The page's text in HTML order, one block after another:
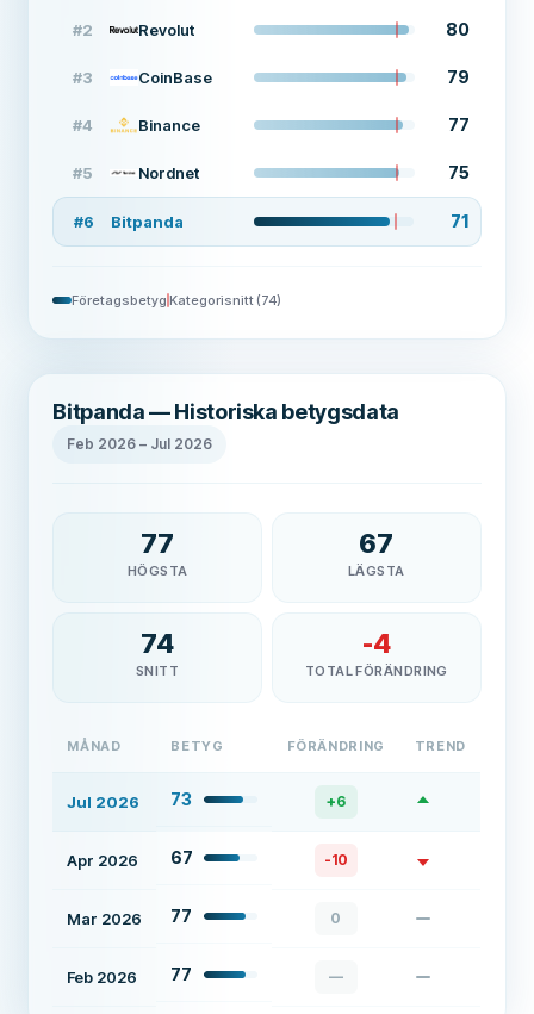
#2 Revolut 80
#3 CoinBase 79
#4 Binance 77
#5 Nordnet 75
#6 Bitpanda 71
Företagsbetyg Kategorisnitt(74)
Bitpanda — Historiska betygsdata
Feb 2026 – Jul 2026
77
HÖGSTA
67
LÄGSTA
74
SNITT
-4
TOTAL FÖRÄNDRING
MÅNAD BETYG FÖRÄNDRING TREND
Jul 2026 73 +6
Apr 2026 67 -10
Mar 2026 77 0
Feb 2026 77 —